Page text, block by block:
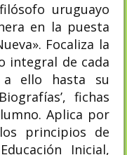
uruguayo
en la puesta
Focaliza la
integral de cada
a ello hasta su
fichas
Aplica por
principios de
Inicial,